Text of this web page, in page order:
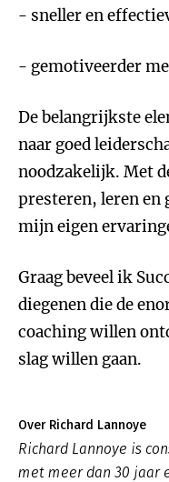
- sneller en
- gemotiveerder
De belangrijkste
naar goed
noodzakelijk. Met
presteren, leren en
mijn eigen
Graag beveel ik
diegenen die de
coaching willen
slag willen gaan.
Over Richard Lannoye
Richard Lannoye is
met meer dan 30 jaar